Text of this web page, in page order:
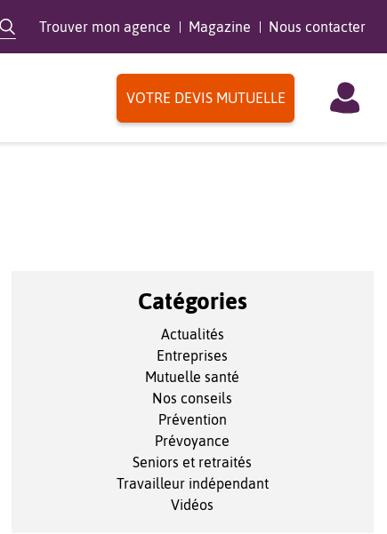
Trouver mon agence Magazine Nous contacter
VOTRE DEVIS MUTUELLE
Catégories
Actualités
Entreprises
Mutuelle santé
Nos conseils
Prévention
Prévoyance
Seniors et retraités
Travailleur indépendant
Vidéos